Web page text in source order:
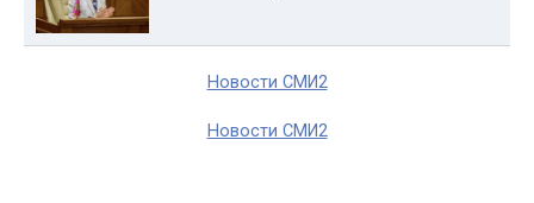
Новости СМИ2
Новости СМИ2